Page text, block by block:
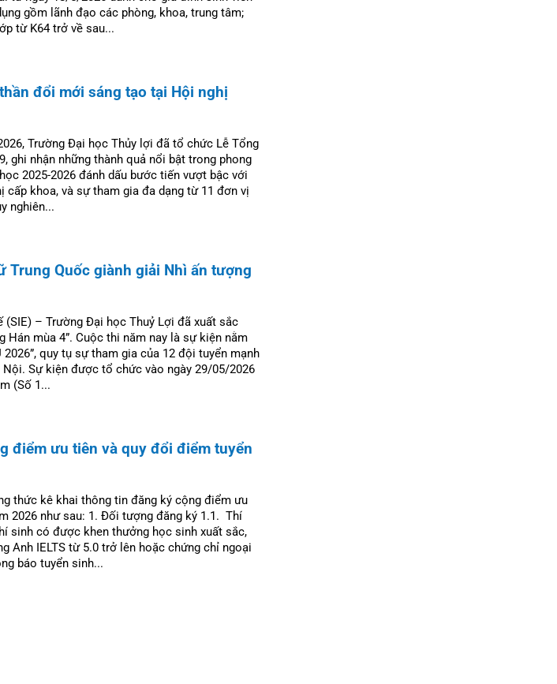
gồm lãnh đạo các phòng, khoa, trung tâm;
từ K64 trở về sau...
đổi mới sáng tạo tại Hội nghị
Trường Đại học Thủy lợi đã tổ chức Lễ Tổng
ghi nhận những thành quả nổi bật trong phong
2025-2026 đánh dấu bước tiến vượt bậc với
khoa, và sự tham gia đa dạng từ 11 đơn vị
nghiên...
Trung Quốc giành giải Nhì ấn tượng
– Trường Đại học Thuỷ Lợi đã xuất sắc
mùa 4”. Cuộc thi năm nay là sự kiện nằm
quy tụ sự tham gia của 12 đội tuyển mạnh
Sự kiện được tổ chức vào ngày 29/05/2026
(Số 1...
điểm ưu tiên và quy đổi điểm tuyển
thức kê khai thông tin đăng ký cộng điểm ưu
2026 như sau: 1. Đối tượng đăng ký 1.1. Thí
sinh có được khen thưởng học sinh xuất sắc,
Anh IELTS từ 5.0 trở lên hoặc chứng chỉ ngoại
báo tuyển sinh...